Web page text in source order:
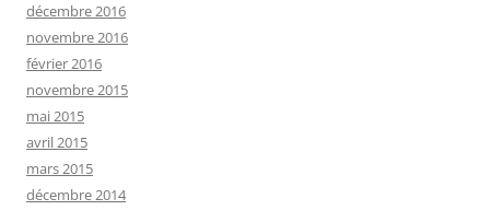
décembre 2016
novembre 2016
février 2016
novembre 2015
mai 2015
avril 2015
mars 2015
décembre 2014